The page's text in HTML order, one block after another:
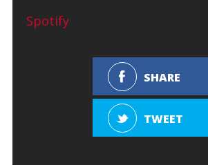
Spotify
SHARE
TWEET